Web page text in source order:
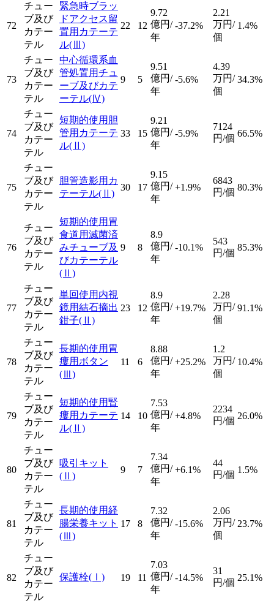
72
チュー
ブ及び
カテー
テル
緊急時ブラッ
ドアクセス留
置用カテーテ
ル(Ⅲ)
22 12
9.72
億円/
年
-37.2%
2.21
万円/
個
1.4%
73
チュー
ブ及び
カテー
テル
中心循環系血
管処置用チュ
ーブ及びカテ
ーテル(Ⅳ)
9 5
9.51
億円/
年
-5.6%
4.39
万円/
個
34.3%
74
チュー
ブ及び
カテー
テル
短期的使用胆
管用カテーテ
ル(Ⅱ)
33 15
9.21
億円/
年
-5.9%
7124
円/個 66.5%
75
チュー
ブ及び
カテー
テル
胆管造影用カ
テーテル(Ⅱ)
30 17
9.15
億円/
年
+1.9%
6843
円/個 80.3%
76
チュー
ブ及び
カテー
テル
短期的使用胃
食道用滅菌済
みチューブ及
びカテーテル
(Ⅱ)
9 8
8.9
億円/
年
-10.1%
543
円/個
85.3%
77
チュー
ブ及び
カテー
テル
単回使用内視
鏡用結石摘出
鉗子(Ⅱ)
23 12
8.9
億円/
年
+19.7%
2.28
万円/
個
91.1%
78
チュー
ブ及び
カテー
テル
長期的使用胃
瘻用ボタン
(Ⅲ)
11 6
8.88
億円/
年
+25.2%
1.2
万円/
個
10.4%
79
チュー
ブ及び
カテー
テル
短期的使用腎
瘻用カテーテ
ル(Ⅱ)
14 10
7.53
億円/
年
+4.8%
2234
円/個 26.0%
80
チュー
ブ及び
カテー
テル
吸引キット
(Ⅱ)
9 7
7.34
億円/
年
+6.1%
44
円/個 1.5%
81
チュー
ブ及び
カテー
テル
長期的使用経
腸栄養キット
(Ⅲ)
17 8
7.32
億円/
年
-15.6%
2.06
万円/
個
23.7%
82
チュー
ブ及び
カテー
テル
保護栓(Ⅰ) 19 11
7.03
億円/
年
-14.5%
31
円/個 25.1%